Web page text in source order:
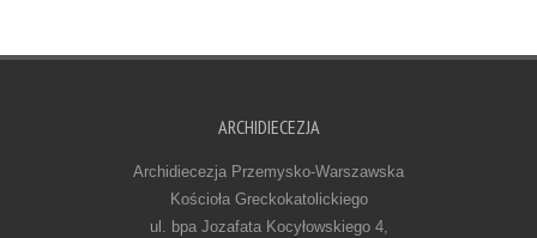
ARCHIDIECEZJA
Archidiecezja Przemysko-Warszawska
Kościoła Greckokatolickiego
ul. bpa Jozafata Kocyłowskiego 4,